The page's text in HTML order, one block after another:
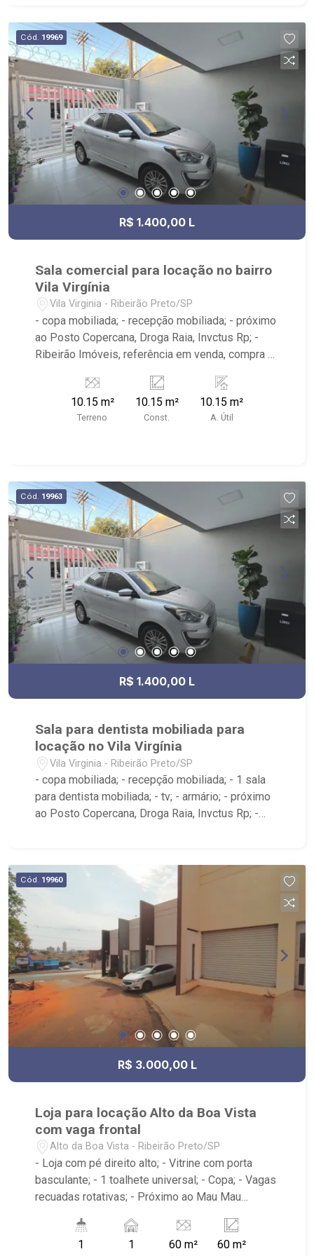
Cód. 19969
R$ 1.400,00 L
Sala comercial para locação no bairro
Vila Virgínia
Vila Virginia - Ribeirão Preto/SP
- copa mobiliada; - recepção mobiliada; - próximo
ao Posto Copercana, Droga Raia, Invctus Rp; -
Ribeirão Imóveis, referência em venda, compra e
afinal Somos e Vivemos Ribeirão:
10.15 m²
Terreno
10.15 m²
Const.
10.15 m²
A. Útil
Cód. 19963
R$ 1.400,00 L
Sala para dentista mobiliada para
locação no Vila Virgínia
Vila Virginia - Ribeirão Preto/SP
- copa mobiliada; - recepção mobiliada; - 1 sala
para dentista mobiliada; - tv; - armário; - próximo
ao Posto Copercana, Droga Raia, Invctus Rp; -
afinal Somos e Vivemos Ribeirão: - funcionários
capacitados; - processos rápidos e eficientes; -
análise criteriosa de documentação; - com foco:
Zona Sul, Zona Leste, Centro e Bonfim Paulista; -
para Venda, Compra e Locação, imobiliária é
Ribeirão Imóveis - sede na Av. Professor João
Fiusa;
Cód. 19960
R$ 3.000,00 L
Loja para locação Alto da Boa Vista
com vaga frontal
Alto da Boa Vista - Ribeirão Preto/SP
- Loja com pé direito alto; - Vitrine com porta
basculante; - 1 toalhete universal; - Copa; - Vagas
recuadas rotativas; - Próximo ao Mau Mau
- Ribeirão Imóveis, referência em venda, compra
e locação. - Sinta-se em casa na Ribeirão
1 1 60 m² 60 m²